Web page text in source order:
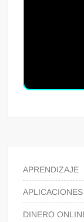
APRENDIZAJE
APLICACIONES
DINERO